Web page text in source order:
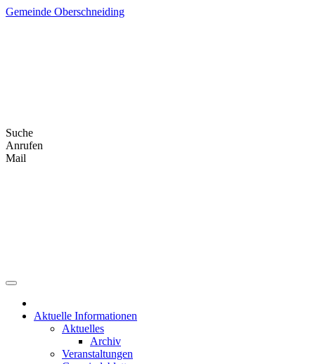
Skip
Gemeinde Oberschneiding
Suche
Anrufen
Mail
Aktuelle Informationen
Aktuelles
Archiv
Veranstaltungen